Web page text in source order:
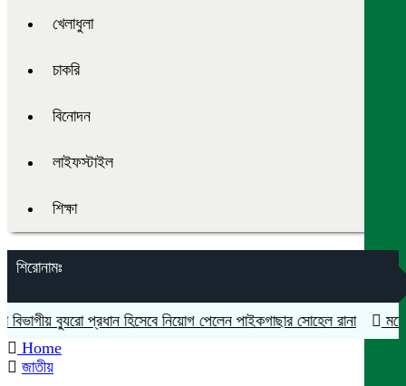
খেলাধুলা
চাকরি
বিনোদন
লাইফস্টাইল
শিক্ষা
শিরোনামঃ
ব্যুরো প্রধান হিসেবে নিয়োগ পেলেন পাইকগাছার সোহেল রানা মহেশপুরে
Home
জাতীয়